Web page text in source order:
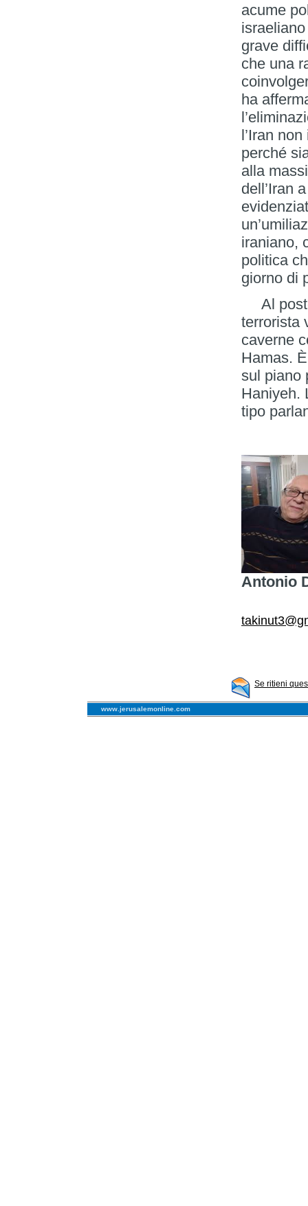
acume
grave
che una
ha
l’Iran
perché
alla
dell’Iran
iraniano,
politica
giorno di
Al
terrorista
caverne
Hamas.
sul piano
Haniyeh.
tipo
Antonio
Se ritieni
www.jerusalemonline.com